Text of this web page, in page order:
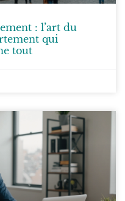
: l’art du
qui
tout